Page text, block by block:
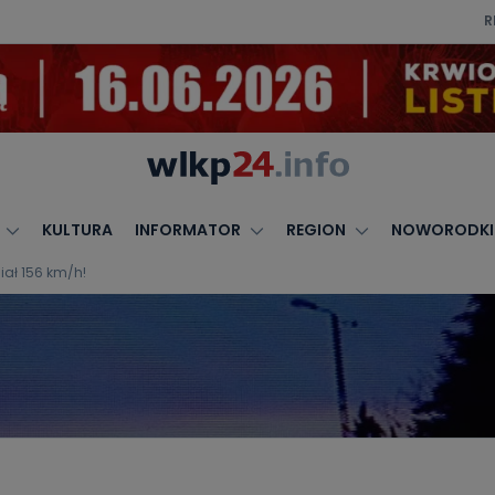
KULTURA INFORMATOR REGION NOWORODKI
156 km/h!